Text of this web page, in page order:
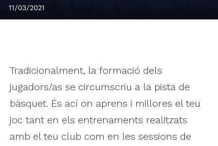
11/03/2021
Tradicionalment, la formació dels
jugadors/as se circumscriu a la pista de
bàsquet. És ací on aprens i millores el teu
joc tant en els entrenaments realitzats
amb el teu club com en les sessions de